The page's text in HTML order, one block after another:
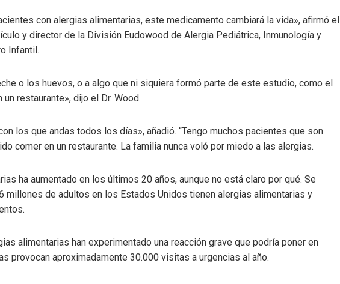
con alergias alimentarias, este medicamento cambiará la vida», afirmó el
y director de la División Eudowood de Alergia Pediátrica, Inmunología y
Infantil.
o los huevos, o a algo que ni siquiera formó parte de este estudio, como el
restaurante», dijo el Dr. Wood.
los que andas todos los días», añadió. “Tengo muchos pacientes que son
comer en un restaurante. La familia nunca voló por miedo a las alergias.
ha aumentado en los últimos 20 años, aunque no está claro por qué. Se
millones de adultos en los Estados Unidos tienen alergias alimentarias y
alimentarias han experimentado una reacción grave que podría poner en
provocan aproximadamente 30.000 visitas a urgencias al año.